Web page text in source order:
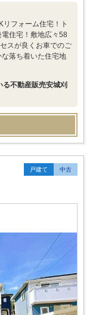
フォーム住宅！ト
住宅！敷地広々58
スが良くお車でのご
落ち着いた住宅地
不動産販売安城刈
戸建て 中古